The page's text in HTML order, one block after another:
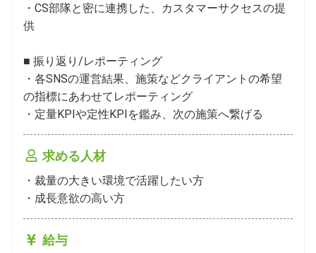
・CS部隊と密に連携した、カスタマーサクセスの提
供
■ 振り返り/レポーティング
・各SNSの運営結果、施策などクライアントの希望
の指標にあわせてレポーティング
・定量KPIや定性KPIを鑑み、次の施策へ繋げる
求める人材
・裁量の大きい環境で活躍したい方
・成長意欲の高い方
給与